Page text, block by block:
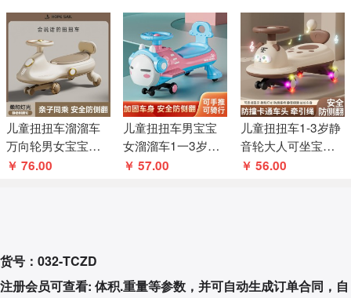
儿童扭扭车溜溜车
万向轮男女宝宝一
岁防侧翻大人可坐
￥ 76.00
儿童扭扭车男宝宝
女溜溜车1一3岁大
人可坐防侧翻摇摇
￥ 57.00
儿童扭扭车1-3岁静
音轮大人可坐宝宝
溜溜车摇摆车滑行
￥ 56.00
货号：032-TCZD
注册会员可查看: 体积.重量等参数，并可自动生成订单合同，自